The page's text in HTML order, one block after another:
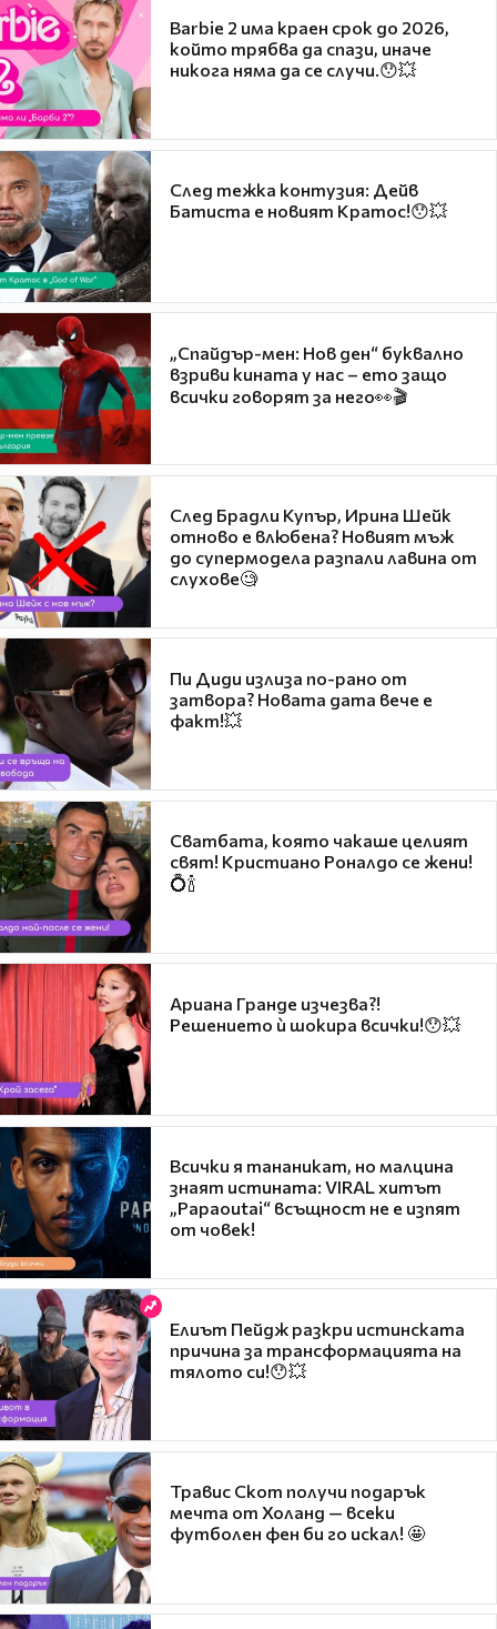
Barbie 2 има краен срок до 2026,
който трябва да спази, иначе
никога няма да се случи.😯💥
След тежка контузия: Дейв
Батиста е новият Кратос!😯💥
„Спайдър-мен: Нов ден“ буквално
взриви кината у нас – ето защо
всички говорят за него👀🎬
След Брадли Купър, Ирина Шейк
отново е влюбена? Новият мъж
до супермодела разпали лавина от
слухове🧐
Пи Диди излиза по-рано от
затвора? Новата дата вече е
факт!💥
Сватбата, която чакаше целият
свят! Кристиано Роналдо се жени!
💍🍾
Ариана Гранде изчезва?!
Решението ѝ шокира всички!😯💥
Всички я тананикат, но малцина
знаят истината: VIRAL хитът
„Papaoutai“ всъщност не е изпят
от човек!
Елиът Пейдж разкри истинската
причина за трансформацията на
тялото си!😯💥
Травис Скот получи подарък
мечта от Холанд — всеки
футболен фен би го искал! 🤩